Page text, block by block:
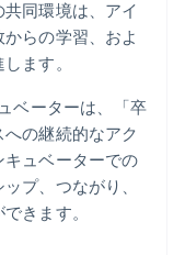
同環境は、アイ
らの学習、およ
ます。
ベーターは、「卒
の継続的なアク
ュベーターでの
プ、つながり、
きます。